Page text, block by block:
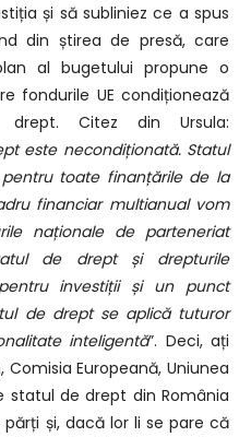
și să subliniez ce a spus
din știrea de presă, care
al bugetului propune o
fondurile UE condiționează
Citez din Ursula:
este necondiționată. Statul
toate finanțările de la
financiar multianual vom
naționale de parteneriat
de drept și drepturile
investiții și un punct
de drept se aplică tuturor
inteligentă”. Deci, ați
Comisia Europeană, Uniunea
statul de drept din România
și, dacă lor li se pare că